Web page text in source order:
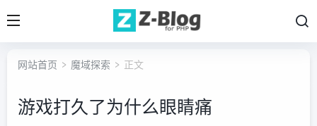
网站首页 > 魔域探索 > 正文
游戏打久了为什么眼睛痛